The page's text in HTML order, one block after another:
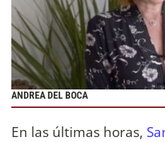
ANDREA DEL BOCA
En las últimas horas,